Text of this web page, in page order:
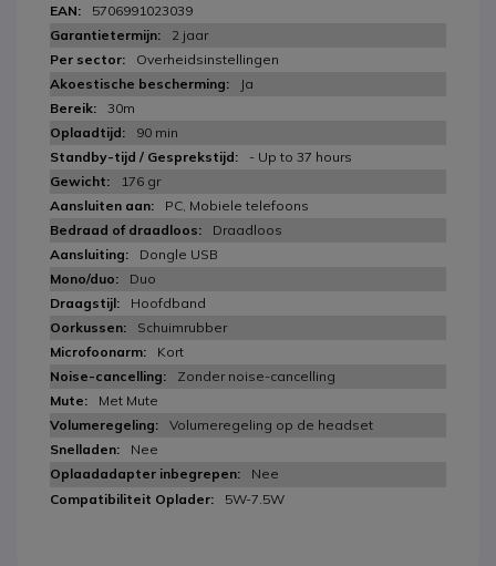
5706991023039
2 jaar
Overheidsinstellingen
Ja
30m
90 min
- Up to 37 hours
176 gr
PC, Mobiele telefoons
Draadloos
Dongle USB
Duo
Hoofdband
Schuimrubber
Kort
Zonder noise-cancelling
Met Mute
Volumeregeling op de headset
Nee
Nee
5W-7.5W